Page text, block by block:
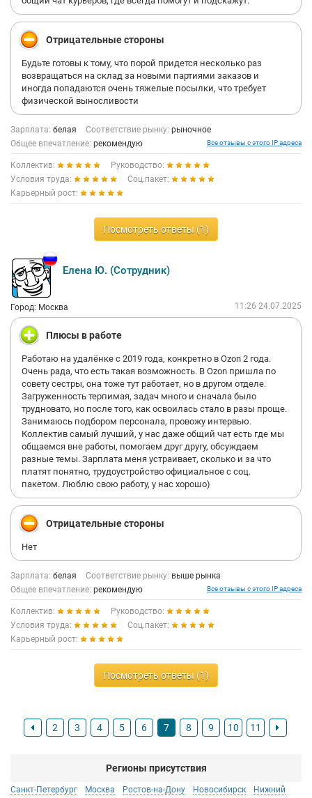
Отрицательные стороны
Будьте готовы к тому, что порой придется несколько раз
возвращаться на склад за новыми партиями заказов и
иногда попадаются очень тяжелые посылки, что требует
физической выносливости
Зарплата: белая Соответствие рынку: рыночное
Общее впечатление: рекомендую Все отзывы с этого IP адреса
Коллектив:
Руководство:
Условия труда:
Соц.пакет:
Карьерный рост:
Посмотреть ответы (1)
Елена Ю. (Сотрудник)
Город: Москва 11:26 24.07.2025
Плюсы в работе
Работаю на удалёнке с 2019 года, конкретно в Ozon 2 года.
Очень рада, что есть такая возможность. В Ozon пришла по
совету сестры, она тоже тут работает, но в другом отделе.
Загруженность терпимая, задач много и сначала было
трудновато, но после того, как освоилась стало в разы проще.
Занимаюсь подбором персонала, провожу интервью.
Коллектив самый лучший, у нас даже общий чат есть где мы
общаемся вне работы, помогаем друг другу, обсуждаем
разные темы. Зарплата меня устраивает, сколько и за что
платят понятно, трудоустройство официальное с соц.
пакетом. Люблю свою работу, у нас хорошо)
Отрицательные стороны
Нет
Зарплата: белая Соответствие рынку: выше рынка
Общее впечатление: рекомендую Все отзывы с этого IP адреса
Коллектив:
Руководство:
Условия труда:
Соц.пакет:
Карьерный рост:
Посмотреть ответы (1)
2 3 4 5 6 7 8 9 10 11
Регионы присутствия
Санкт-Петербург Москва Ростов-на-Дону Новосибирск Нижний